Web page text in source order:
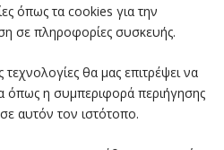
όπως τα cookies για την
σε πληροφορίες συσκευής.
θα μας επιτρέψει να
όπως η συμπεριφορά περιήγησης
αυτόν τον ιστότοπο.